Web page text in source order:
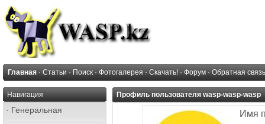
Главная · Статьи · Поиск · Фотогалерея · Скачать! · Форум · Обратная связь
Навигация
· Генеральная
Профиль пользователя wasp-wasp-wasp
Имя